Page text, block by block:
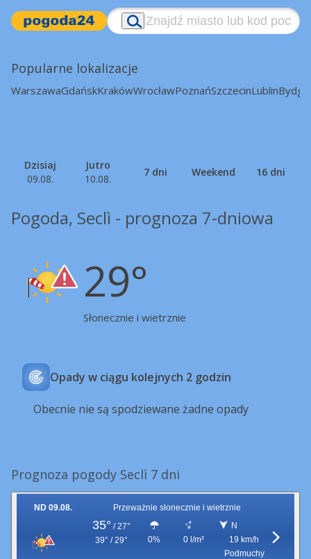
Popularne lokalizacje
WarszawaGdańskKrakówWrocławPoznańSzczecinLublin
Dzisiaj
09.08.
Jutro
10.08.
7 dni Weekend 16 dni
Pogoda, Seclì - prognoza 7-dniowa
29°
Słonecznie i wietrznie
Opady w ciągu kolejnych 2 godzin
Obecnie nie są spodziewane żadne opady
Prognoza pogody Seclì 7 dni
ND 09.08. Przeważnie słonecznie i wietrznie
35° / 27°
39° / 29°
0% 0 l/m²
N
19 km/h
Podmuchy